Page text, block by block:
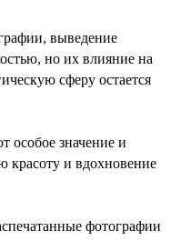
выведение
но их влияние на
сферу остается
особое значение и
красоту и вдохновение
фотографии